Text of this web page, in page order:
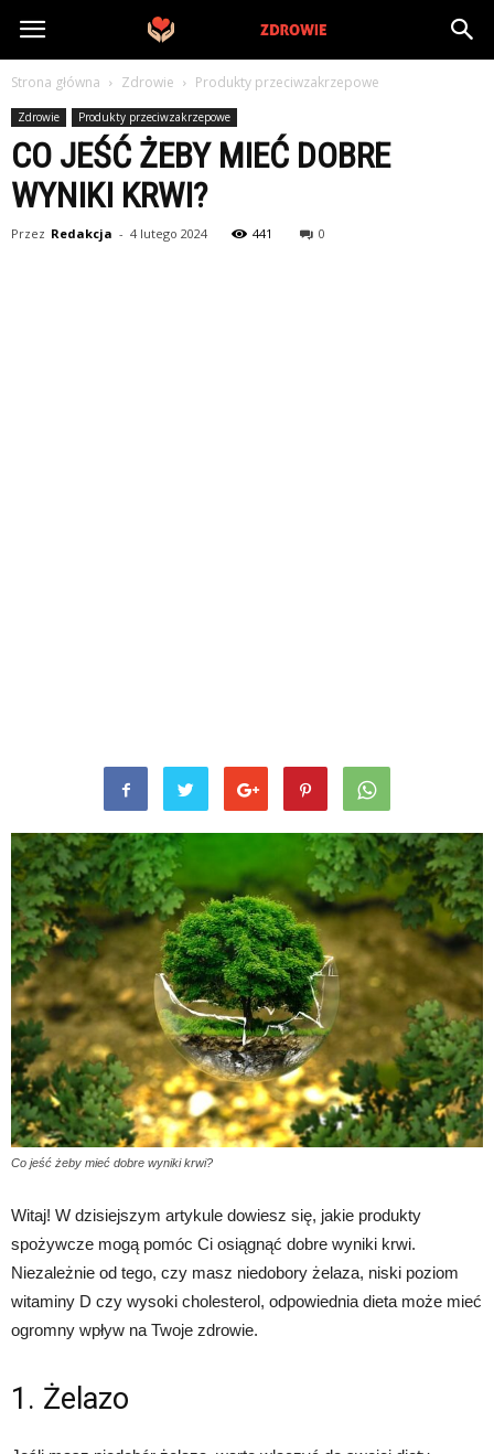
PrywatneZdrowie.pl
Strona główna Zdrowie Produkty przeciwzakrzepowe
Zdrowie Produkty przeciwzakrzepowe
CO JEŚĆ ŻEBY MIEĆ DOBRE
WYNIKI KRWI?
Przez Redakcja - 4 lutego 2024 441 0
Co jeść żeby mieć dobre wyniki krwi?
Witaj! W dzisiejszym artykule dowiesz się, jakie produkty
spożywcze mogą pomóc Ci osiągnąć dobre wyniki krwi.
Niezależnie od tego, czy masz niedobory żelaza, niski poziom
witaminy D czy wysoki cholesterol, odpowiednia dieta może mieć
ogromny wpływ na Twoje zdrowie.
1. Żelazo